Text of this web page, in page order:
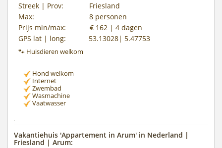
Streek | Prov:
Friesland
Max:
8 personen
Prijs min/max:
€ 162 | 4 dagen
GPS lat | long:
53.13028| 5.47753
🐾 Huisdieren welkom
Hond welkom
Internet
Zwembad
Wasmachine
Vaatwasser
Vakantiehuis 'Appartement in Arum' in Nederland |
Friesland | Arum: